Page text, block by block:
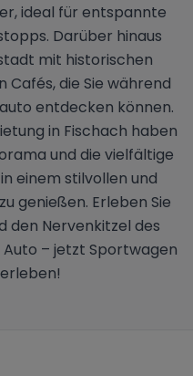
ideal für entspannte
Darüber hinaus
mit historischen
die Sie während
entdecken können.
in Fischach haben
und die vielfältige
einem stilvollen und
genießen. Erleben Sie
den Nervenkitzel des
Auto – jetzt Sportwagen